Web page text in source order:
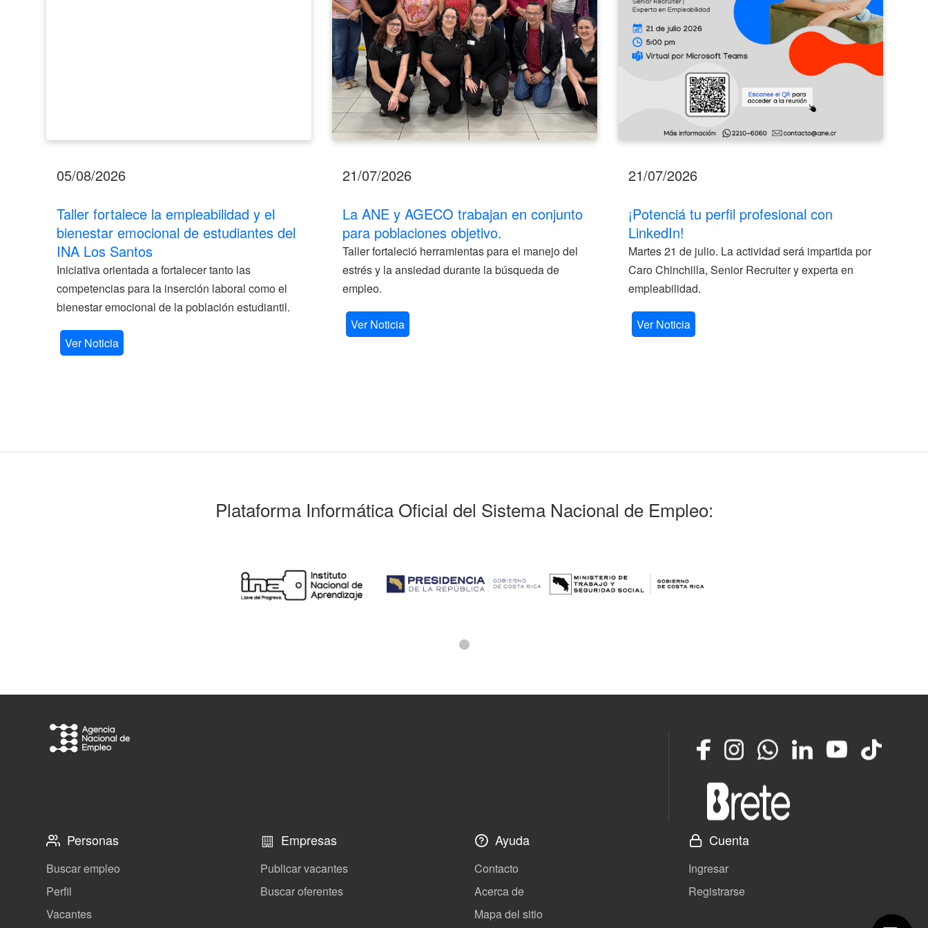
05/08/2026
Taller fortalece la empleabilidad y el
bienestar emocional de estudiantes del
INA Los Santos
Iniciativa orientada a fortalecer tanto las
competencias para la inserción laboral como el
bienestar emocional de la población estudiantil.
Ver Noticia
poblaciones
objetivo.
21/07/2026
La ANE y AGECO trabajan en conjunto
para poblaciones objetivo.
Taller fortaleció herramientas para el manejo del
estrés y la ansiedad durante la búsqueda de
empleo.
Ver Noticia
21/07/2026
¡Potenciá tu perfil profesional con
LinkedIn!
Martes 21 de julio. La actividad será impartida por
Caro Chinchilla, Senior Recruiter y experta en
empleabilidad.
Ver Noticia
Plataforma Informática Oficial del Sistema Nacional de Empleo:
FacebookInstagramWhatsappLinkedInYouTube
TikTok
Personas
Buscar empleo
Perfil
Vacantes
Empresas
Publicar vacantes
Buscar oferentes
Ayuda
Contacto
Acerca de
Mapa del sitio
Cuenta
Ingresar
Registrarse